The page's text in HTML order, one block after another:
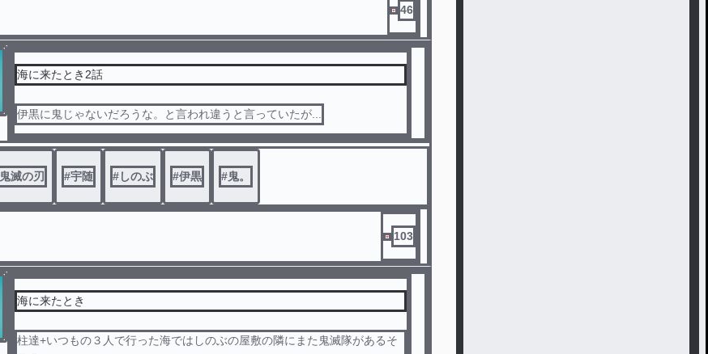
46
海に来たとき2話
伊黒に鬼じゃないだろうな。と言われ違うと言っていたが...
鬼滅の刃 #宇随 #しのぶ #伊黒 #鬼。
103
海に来たとき
柱達+いつもの３人で行った海ではしのぶの屋敷の隣にまた鬼滅隊があるそ